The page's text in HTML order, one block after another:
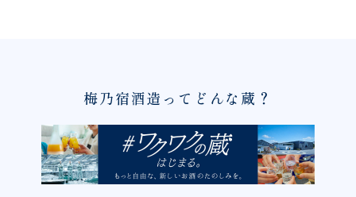
梅乃宿酒造ってどんな蔵？